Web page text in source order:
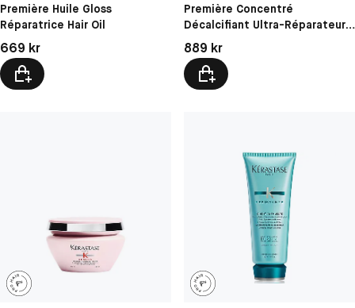
Première Huile Gloss
Réparatrice Hair Oil
Pris: 669 kr
669 kr
Première Concentré
Décalcifiant Ultra-Réparateur
Pre-Shampoo Treatment
Pris: 889 kr
889 kr